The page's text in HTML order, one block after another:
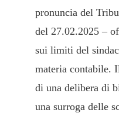
pronuncia del
del 27.02.2025 –
sui limiti del
materia contabile.
di una delibera di
una surroga delle